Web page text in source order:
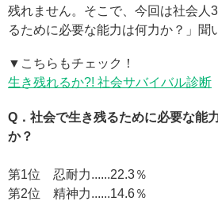
残れません。そこで、今回は社会人
るために必要な能力は何力か？」聞
▼こちらもチェック！
生き残れるか?! 社会サバイバル診断
Q．社会で生き残るために必要な能
か？
第1位 忍耐力......22.3％
第2位 精神力......14.6％